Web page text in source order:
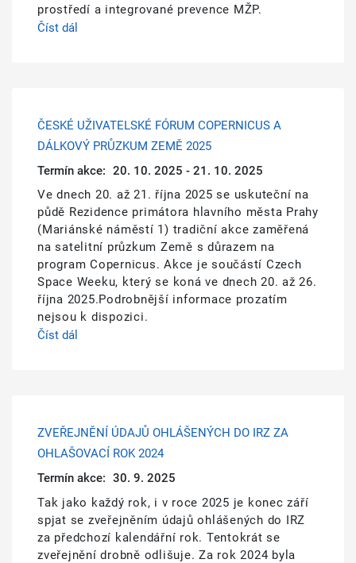
prostředí a integrované prevence MŽP.
Číst dál
ČESKÉ UŽIVATELSKÉ FÓRUM COPERNICUS A
DÁLKOVÝ PRŮZKUM ZEMĚ 2025
Termín akce: 20. 10. 2025 - 21. 10. 2025
Ve dnech 20. až 21. října 2025 se uskuteční na
půdě Rezidence primátora hlavního města Prahy
(Mariánské náměstí 1) tradiční akce zaměřená
na satelitní průzkum Země s důrazem na
program Copernicus. Akce je součástí Czech
Space Weeku, který se koná ve dnech 20. až 26.
října 2025.Podrobnější informace prozatím
nejsou k dispozici.
Číst dál
ZVEŘEJNĚNÍ ÚDAJŮ OHLÁŠENÝCH DO IRZ ZA
OHLAŠOVACÍ ROK 2024
Termín akce: 30. 9. 2025
Tak jako každý rok, i v roce 2025 je konec září
spjat se zveřejněním údajů ohlášených do IRZ
za předchozí kalendářní rok. Tentokrát se
zveřejnění drobně odlišuje. Za rok 2024 byla